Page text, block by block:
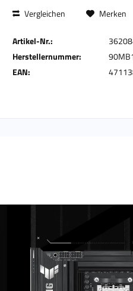
Vergleichen Merken
Artikel-Nr.:
Herstellernummer:
EAN: